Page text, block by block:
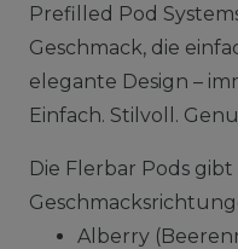
Prefilled Pod
Geschmack, die
elegante Design –
Einfach. Stilvoll.
Die Flerbar Pods
Alberry